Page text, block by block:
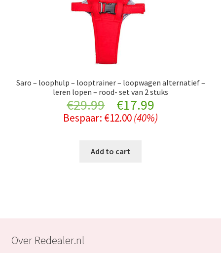
Saro – loophulp – looptrainer – loopwagen alternatief –
leren lopen – rood- set van 2 stuks
€29.99
Original
price
was:
€17.99Current
price
Bespaar: €12.00(40%)
Add to cart
Over Redealer.nl